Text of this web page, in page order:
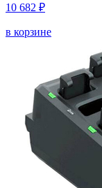
10 682 ₽
в корзине